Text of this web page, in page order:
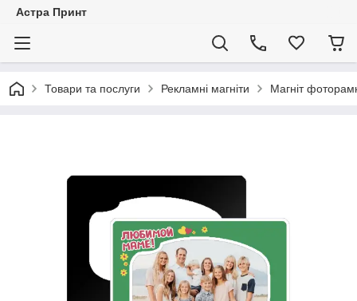
Астра Принт
Товари та послуги Рекламні магніти Магніт